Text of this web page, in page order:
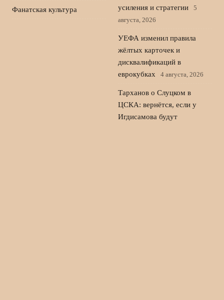
Фанатская культура
усиления и стратегии
5
августа, 2026
УЕФА изменил правила
жёлтых карточек и
дисквалификаций в
еврокубках
4 августа, 2026
Тарханов о Слуцком в
ЦСКА: вернётся, если у
Игдисамова будут